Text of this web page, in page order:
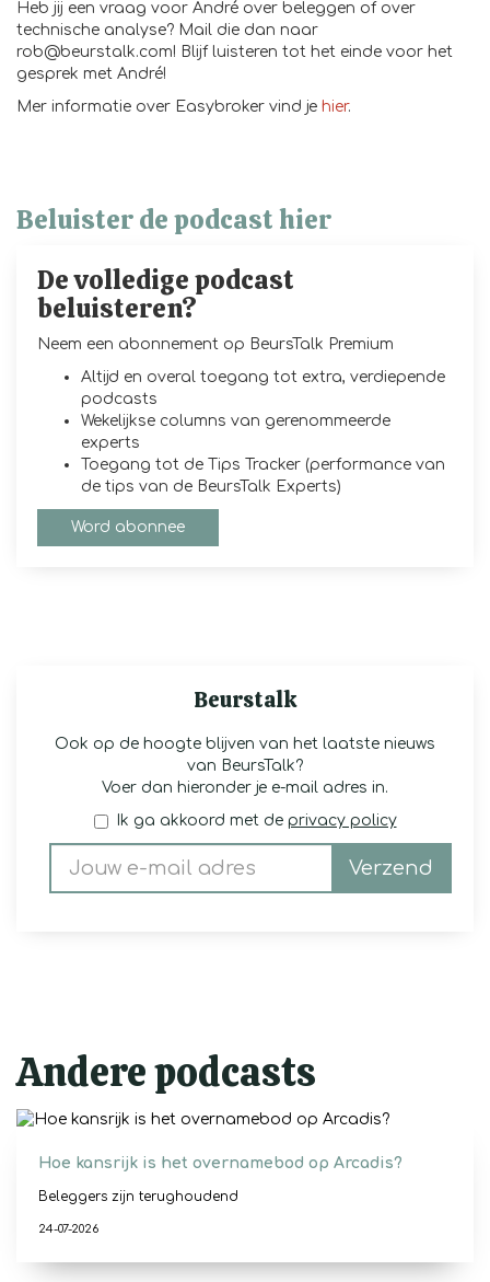
Heb jij een vraag voor André over beleggen of over
technische analyse? Mail die dan naar
rob@beurstalk.com! Blijf luisteren tot het einde voor het
gesprek met André!
Mer informatie over Easybroker vind je hier.
Beluister de podcast hier
De volledige podcast
beluisteren?
Neem een abonnement op BeursTalk Premium
Altijd en overal toegang tot extra, verdiepende
podcasts
Wekelijkse columns van gerenommeerde
experts
Toegang tot de Tips Tracker (performance van
de tips van de BeursTalk Experts)
Word abonnee
Beurstalk
Ook op de hoogte blijven van het laatste nieuws
van BeursTalk?
Voer dan hieronder je e-mail adres in.
Ik ga akkoord met de privacy policy
Verzend
Andere podcasts
Hoe kansrijk is het overnamebod op Arcadis?
Beleggers zijn terughoudend
24-07-2026